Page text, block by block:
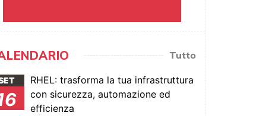
Tutto
RHEL: trasforma la tua infrastruttura
con sicurezza, automazione ed
efficienza